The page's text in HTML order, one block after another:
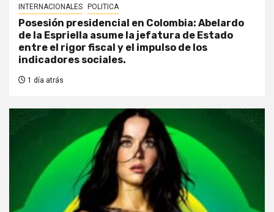
INTERNACIONALES POLITICA
Posesión presidencial en Colombia: Abelardo
de la Espriella asume la jefatura de Estado
entre el rigor fiscal y el impulso de los
indicadores sociales.
1 día atrás